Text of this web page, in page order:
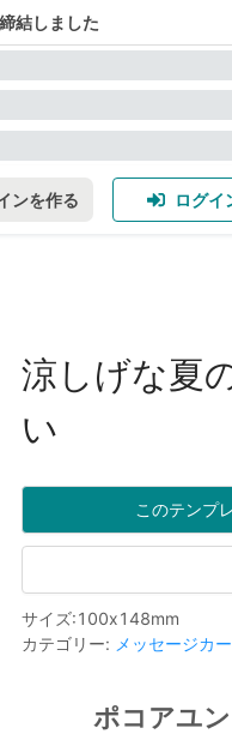
結しました
ンを作る ログイ
涼しげな夏
い
このテンプ
サイズ:100x148mm
カテゴリー: メッセージカ
ポコアユン